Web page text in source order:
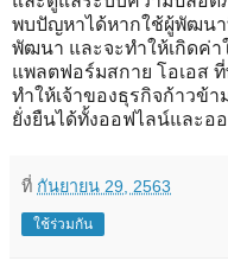
พบปัญหาได้หากใช้ผู้พัฒนา
พัฒนา และจะทำให้เกิดค่า
แพลตฟอร์มสกาย โอเอส
ทำให้เจ้าของธุรกิจก้าวข้า
ยั่งยืนได้ทั้งออฟไลน์และอ
ที่ กันยายน 29, 2563
ใช้ร่วมกัน